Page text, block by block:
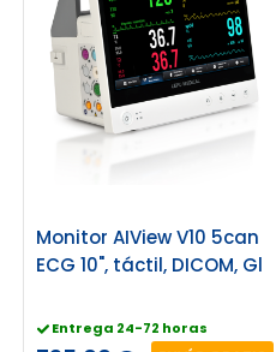
Monitor AIView V10 5can
ECG 10", táctil, DICOM, Gl
Entrega 24-72 horas